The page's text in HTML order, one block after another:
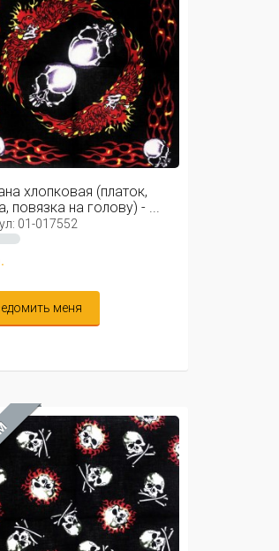
хлопковая (платок,
повязка на голову) - ...
01-017552
меня